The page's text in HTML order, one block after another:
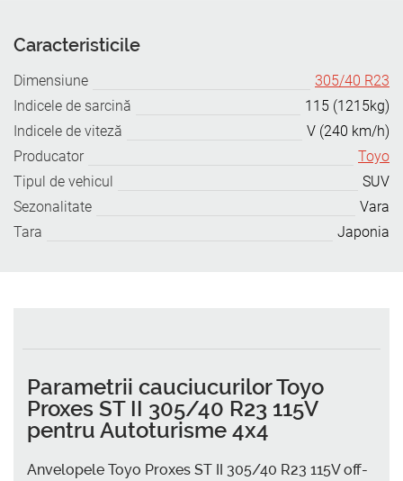
Caracteristicile
Dimensiune
305/40 R23
Indicele de sarcină
115 (1215kg)
Indicele de viteză
V (240 km/h)
Producator
Toyo
Tipul de vehicul
SUV
Sezonalitate
Vara
Tara
Japonia
Parametrii cauciucurilor Toyo
Proxes ST II 305/40 R23 115V
pentru Autoturisme 4x4
Anvelopele Toyo Proxes ST II 305/40 R23 115V off-